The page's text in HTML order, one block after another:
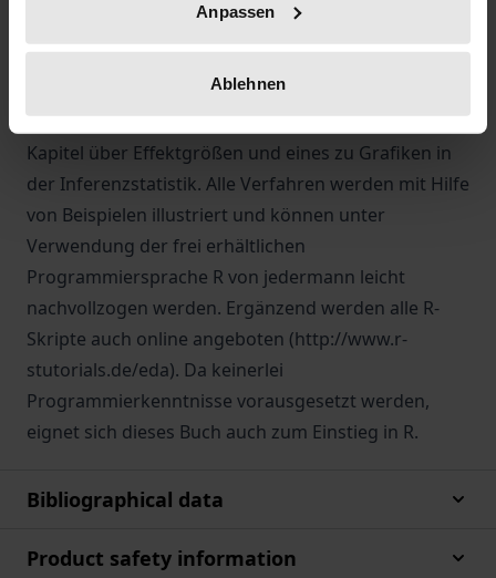
Anpassen
Ablehnen
fließend und für eine vernünftige Datenanalyse (und
auch zur Kommunikation von Ergebnissen) sind
beide unabdingbar. Deswegen behandelt das Buch
beide Arten von Verfahren. Zudem enthält es ein
Kapitel über Effektgrößen und eines zu Grafiken in
der Inferenzstatistik. Alle Verfahren werden mit Hilfe
von Beispielen illustriert und können unter
Verwendung der frei erhältlichen
Programmiersprache R von jedermann leicht
nachvollzogen werden. Ergänzend werden alle R-
Skripte auch online angeboten (http://www.r-
stutorials.de/eda). Da keinerlei
Programmierkenntnisse vorausgesetzt werden,
eignet sich dieses Buch auch zum Einstieg in R.
Bibliographical data
Product safety information